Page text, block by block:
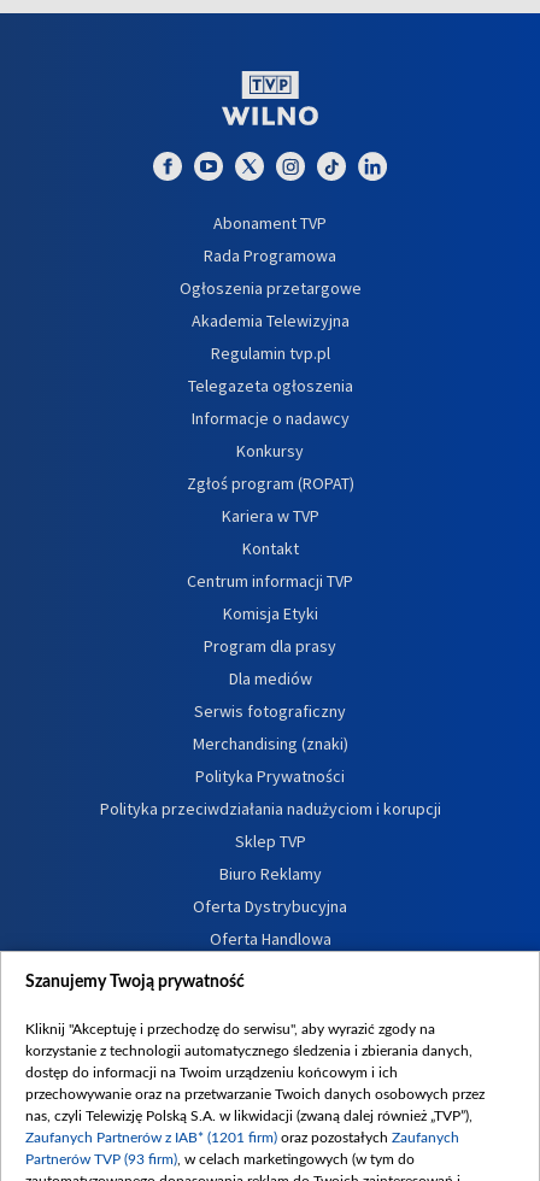
Abonament TVP
Rada Programowa
Ogłoszenia przetargowe
Akademia Telewizyjna
Regulamin tvp.pl
Telegazeta ogłoszenia
Informacje o nadawcy
Konkursy
Zgłoś program (ROPAT)
Kariera w TVP
Kontakt
Centrum informacji TVP
Komisja Etyki
Program dla prasy
Dla mediów
Serwis fotograficzny
Merchandising (znaki)
Polityka Prywatności
Polityka przeciwdziałania nadużyciom i korupcji
Sklep TVP
Biuro Reklamy
Oferta Dystrybucyjna
Oferta Handlowa
Dostępność
Procedura zgłoszeń wewnętrznych
Szanujemy Twoją prywatność
Kliknij "Akceptuję i przechodzę do serwisu", aby wyrazić zgody na
korzystanie z technologii automatycznego śledzenia i zbierania danych,
dostęp do informacji na Twoim urządzeniu końcowym i ich
przechowywanie oraz na przetwarzanie Twoich danych osobowych przez
nas, czyli Telewizję Polską S.A. w likwidacji (zwaną dalej również „TVP”),
Zaufanych Partnerów z IAB* (1201 firm) oraz pozostałych Zaufanych
Partnerów TVP (93 firm) , w celach marketingowych (w tym do